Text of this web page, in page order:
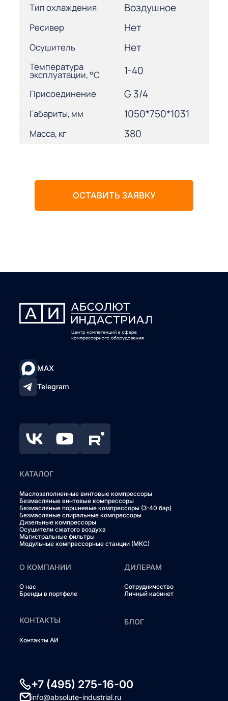
Тип охлаждения Воздушное
Ресивер Нет
Осушитель Нет
Температура
эксплуатации, °С 1-40
Присоединение G 3/4
Габариты, мм 1050*750*1031
Масса, кг 380
ОСТАВИТЬ ЗАЯВКУ
MAX
Telegram
КАТАЛОГ
Маслозаполненные винтовые компрессоры
Безмасляные винтовые компрессоры
Безмасляные поршневые компрессоры (3-40 бар)
Безмасляные спиральные компрессоры
Дизельные компрессоры
Осушители сжатого воздуха
Магистральные фильтры
Модульные компрессорные станции (МКС)
О КОМПАНИИ
О нас
Бренды в портфеле
ДИЛЕРАМ
Сотрудничество
Личный кабинет
КОНТАКТЫ
Контакты АИ
БЛОГ
+7 (495) 275-16-00
info@absolute-industrial.ru